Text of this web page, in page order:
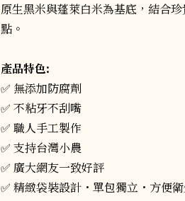
原生黑米與蓬萊白米為基底，結合
點。
產品特色:
✅ 無添加防腐劑
✅ 不粘牙不刮嘴
✅ 職人手工製作
✅ 支持台灣小農
✅ 廣大網友一致好評
✅ 精緻袋裝設計・單包獨立・方便